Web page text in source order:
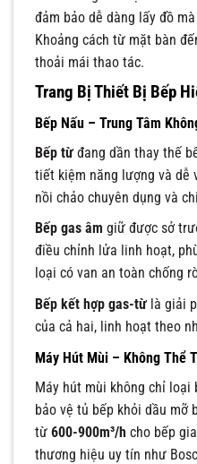
đảm bảo dễ dàng lấy đồ
Khoảng cách từ mặt bàn
thoải mái thao tác.
Trang Bị Thiết Bị Bếp
Bếp Nấu – Trung Tâm
Bếp từ đang dần thay thế
tiết kiệm năng lượng và dễ
nồi chảo chuyên dụng và
Bếp gas âm giữ được sở
điều chỉnh lửa linh hoạt,
loại có van an toàn chống
Bếp kết hợp gas-từ là giải
của cả hai, linh hoạt theo
Máy Hút Mùi – Không Thể
Máy hút mùi không chỉ loại
bảo vệ tủ bếp khỏi dầu mỡ
từ 600-900m³/h cho bếp
thương hiệu uy tín như